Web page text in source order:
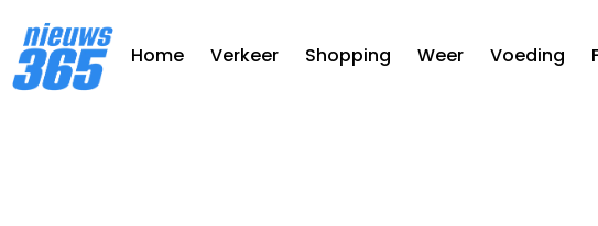
Home Verkeer Shopping Weer Voeding